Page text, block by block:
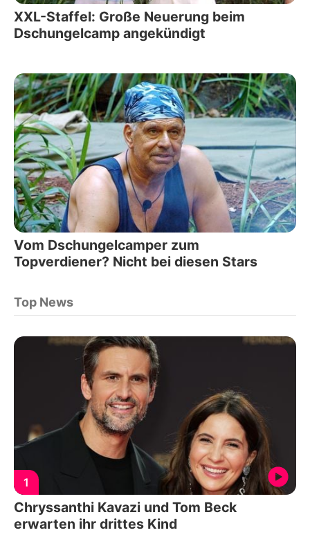
XXL-Staffel: Große Neuerung beim
Dschungelcamp angekündigt
Vom Dschungelcamper zum
Topverdiener? Nicht bei diesen Stars
Top News
1
Chryssanthi Kavazi und Tom Beck
erwarten ihr drittes Kind